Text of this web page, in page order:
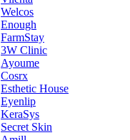
Welcos
Enough
FarmStay
3W Clinic
Ayoume
Cosrx
Esthetic House
Eyenlip
KeraSys
Secret Skin